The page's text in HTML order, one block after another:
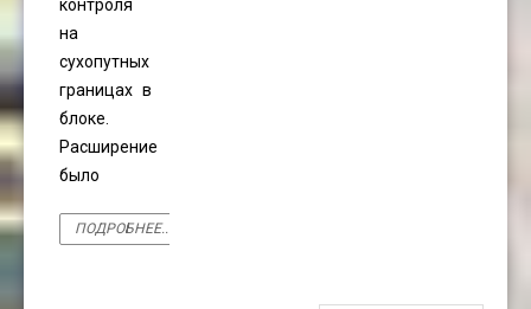
контроля
на
сухопутных
границах в
блоке.
Расширение
было
ПОДРОБНЕЕ...